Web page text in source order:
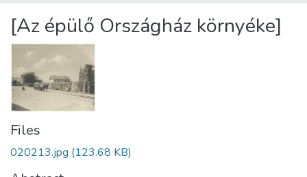
Statistics
About us
[Az épülő Országház környéke]
Files
020213.jpg (123.68 KB)